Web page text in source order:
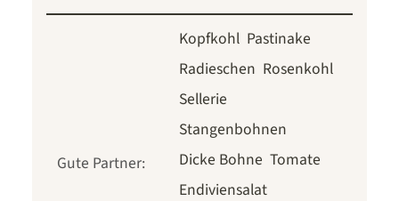
Gute Partner:
Kopfkohl Pastinake
Radieschen Rosenkohl
Sellerie
Stangenbohnen
Dicke Bohne Tomate
Endiviensalat